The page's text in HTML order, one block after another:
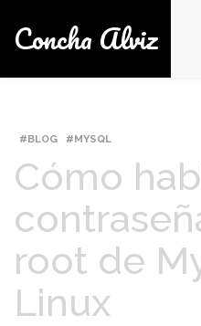
Concha Alviz
BLOG MYSQL
Cómo
root de
Linux